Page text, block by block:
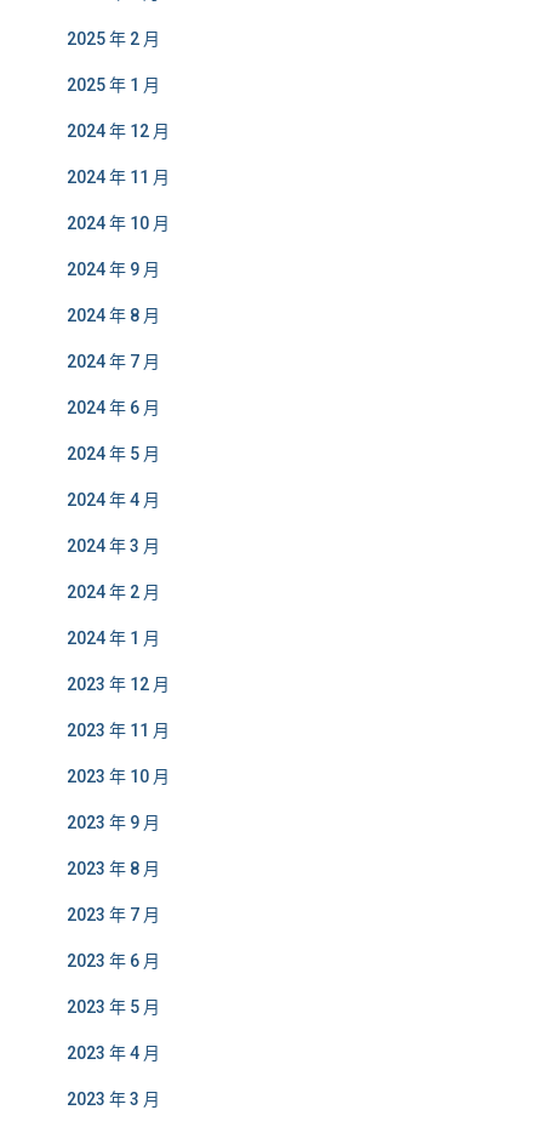
2025 年 2 月
2025 年 1 月
2024 年 12 月
2024 年 11 月
2024 年 10 月
2024 年 9 月
2024 年 8 月
2024 年 7 月
2024 年 6 月
2024 年 5 月
2024 年 4 月
2024 年 3 月
2024 年 2 月
2024 年 1 月
2023 年 12 月
2023 年 11 月
2023 年 10 月
2023 年 9 月
2023 年 8 月
2023 年 7 月
2023 年 6 月
2023 年 5 月
2023 年 4 月
2023 年 3 月